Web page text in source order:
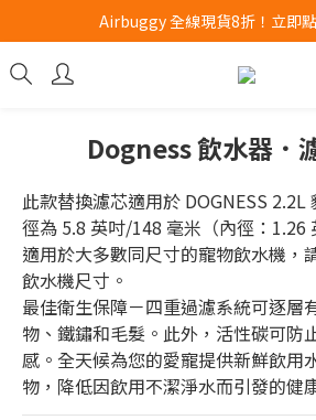
Airbuggy 全線現貨8折！立即
Airbuggy 全線現貨8折！立即
CURLI瑞士狗帶全款式3折！
Airbuggy 全線現貨8折！立即
Dogness 飲水器．
此款替換濾芯適用於 DOGNESS
徑為 5.8 英吋/148 毫米（內徑：1.26
適用於大多數同尺寸的寵物飲水機，
飲水機尺寸。
最佳衛生保障－四重過濾系統可逐層
物、鐵鏽和毛髮。此外，活性碳可防
感。全天候為您的愛寵提供新鮮飲用
物，降低因飲用不潔淨水而引發的健